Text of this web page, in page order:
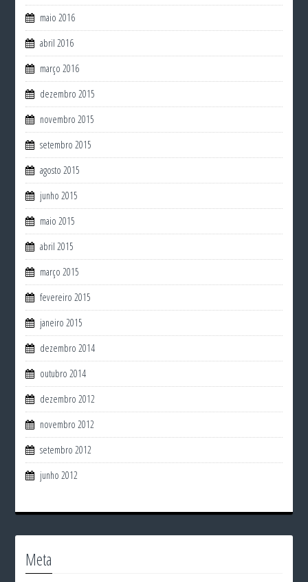
maio 2016
abril 2016
março 2016
dezembro 2015
novembro 2015
setembro 2015
agosto 2015
junho 2015
maio 2015
abril 2015
março 2015
fevereiro 2015
janeiro 2015
dezembro 2014
outubro 2014
dezembro 2012
novembro 2012
setembro 2012
junho 2012
Meta